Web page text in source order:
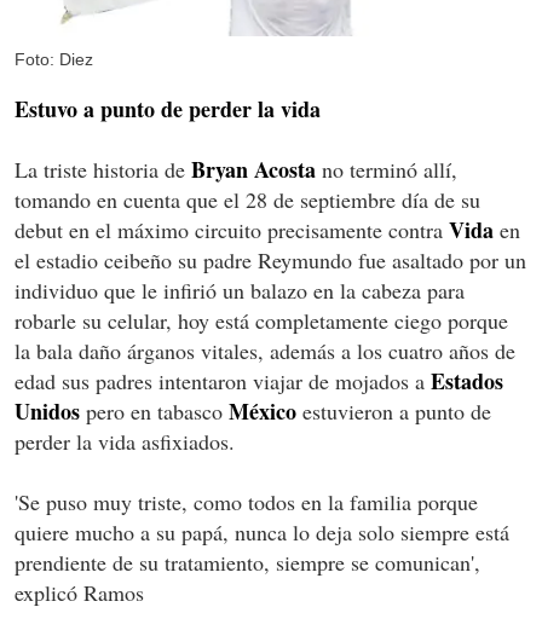
Foto: Diez
Estuvo a punto de perder la vida
La triste historia de Bryan Acosta no terminó allí,
tomando en cuenta que el 28 de septiembre día de su
debut en el máximo circuito precisamente contra Vida en
el estadio ceibeño su padre Reymundo fue asaltado por un
individuo que le infirió un balazo en la cabeza para
robarle su celular, hoy está completamente ciego porque
la bala daño árganos vitales, además a los cuatro años de
edad sus padres intentaron viajar de mojados a Estados
Unidos pero en tabasco México estuvieron a punto de
perder la vida asfixiados.
'Se puso muy triste, como todos en la familia porque
quiere mucho a su papá, nunca lo deja solo siempre está
prendiente de su tratamiento, siempre se comunican',
explicó Ramos